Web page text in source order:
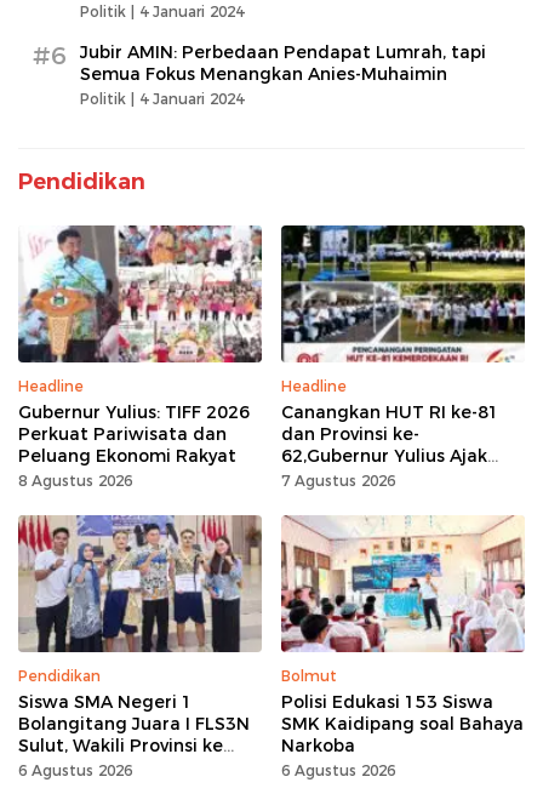
Politik | 4 Januari 2024
#6
Jubir AMIN: Perbedaan Pendapat Lumrah, tapi
Semua Fokus Menangkan Anies-Muhaimin
Politik | 4 Januari 2024
Pendidikan
Headline
Gubernur Yulius: TIFF 2026
Perkuat Pariwisata dan
Peluang Ekonomi Rakyat
8 Agustus 2026
Headline
Canangkan HUT RI ke-81
dan Provinsi ke-
62,Gubernur Yulius Ajak
Seluruh Masyarakat
Kemerdekaan Momentum
Kerja Keras
7 Agustus 2026
Pendidikan
Siswa SMA Negeri 1
Bolangitang Juara I FLS3N
Sulut, Wakili Provinsi ke
Tingkat Nasional
6 Agustus 2026
Bolmut
Polisi Edukasi 153 Siswa
SMK Kaidipang soal Bahaya
Narkoba
6 Agustus 2026